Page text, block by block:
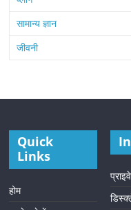
सामान्य ज्ञान
जीवनी
Quick
Links
होम